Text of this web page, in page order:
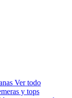
Ver todo
y tops